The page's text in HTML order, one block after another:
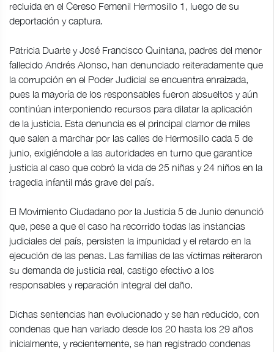
recluida en el Cereso Femenil Hermosillo 1, luego de su
deportación y captura.
Patricia Duarte y José Francisco Quintana, padres del menor
fallecido Andrés Alonso, han denunciado reiteradamente que
la corrupción en el Poder Judicial se encuentra enraizada,
pues la mayoría de los responsables fueron absueltos y aún
continúan interponiendo recursos para dilatar la aplicación
de la justicia. Esta denuncia es el principal clamor de miles
que salen a marchar por las calles de Hermosillo cada 5 de
junio, exigiéndole a las autoridades en turno que garantice
justicia al caso que cobró la vida de 25 niñas y 24 niños en la
tragedia infantil más grave del país.
El Movimiento Ciudadano por la Justicia 5 de Junio denunció
que, pese a que el caso ha recorrido todas las instancias
judiciales del país, persisten la impunidad y el retardo en la
ejecución de las penas. Las familias de las víctimas reiteraron
su demanda de justicia real, castigo efectivo a los
responsables y reparación integral del daño.
Dichas sentencias han evolucionado y se han reducido, con
condenas que han variado desde los 20 hasta los 29 años
inicialmente, y recientemente, se han registrado condenas